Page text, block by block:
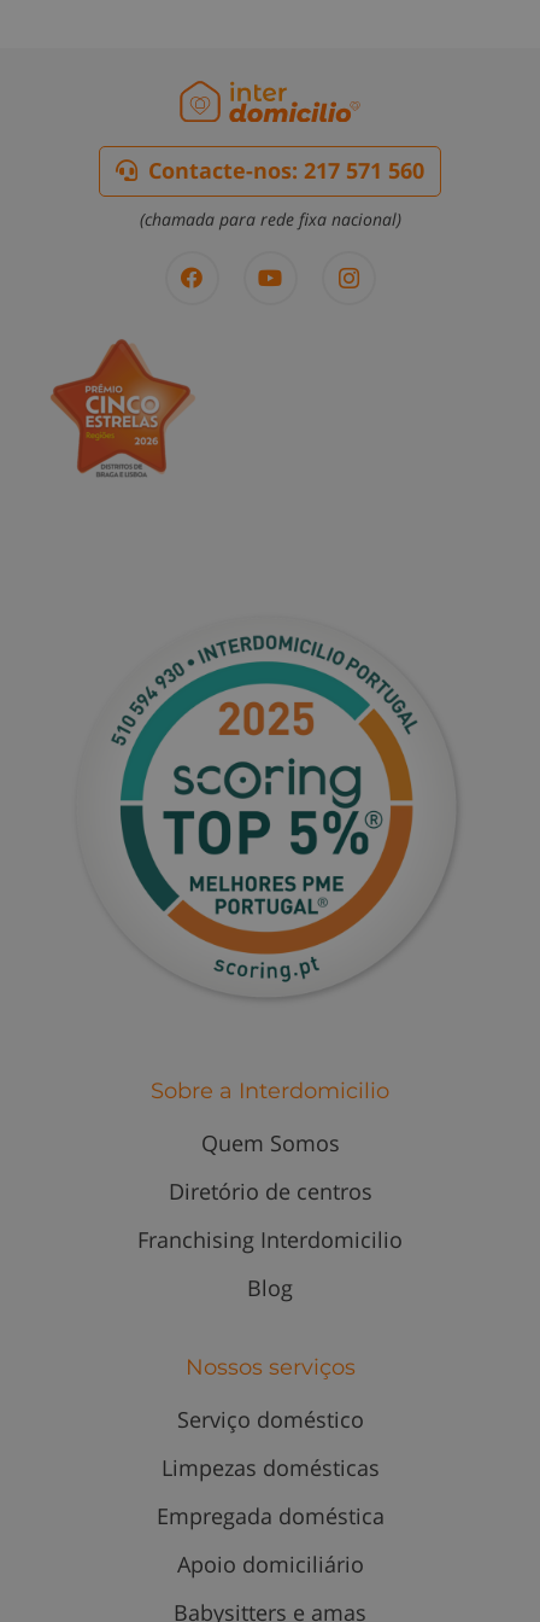
Contacte-nos: 217 571 560
(chamada para rede fixa nacional)
Sobre a Interdomicilio
Quem Somos
Diretório de centros
Franchising Interdomicilio
Blog
Nossos serviços
Serviço doméstico
Limpezas domésticas
Empregada doméstica
Apoio domiciliário
Babysitters e amas